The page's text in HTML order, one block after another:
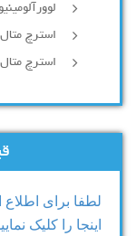
استرچ
استرچ
لطفا برای
اینجا را کلیک